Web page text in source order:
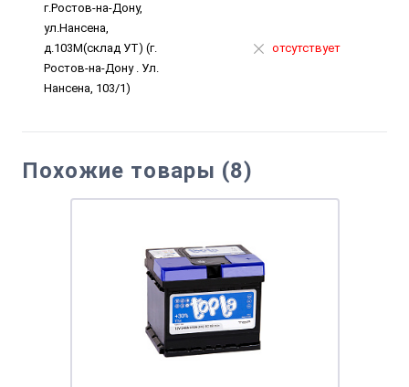
г.Ростов-на-Дону,
ул.Нансена,
д.103М(склад УТ) (г.
Ростов-на-Дону . Ул.
Нансена, 103/1)
отсутствует
Похожие товары (8)